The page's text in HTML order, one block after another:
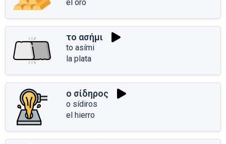
el oro
το ασήμι
to asími
la plata
ο σίδηρος
o sídiros
el hierro